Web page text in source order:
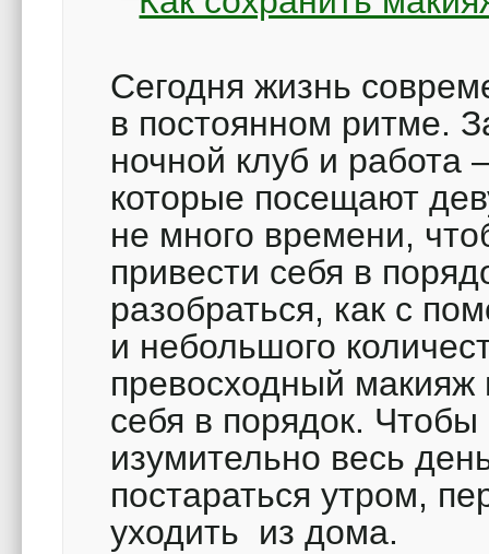
Сегодня жизнь
в постоянном ритме.
ночной клуб и
которые посещают
не много времени,
привести себя в
разобраться, как с
и небольшого
превосходный макияж
себя в порядок.
изумительно весь
постараться утром,
уходить из дома.